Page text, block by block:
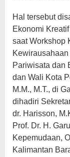
Hal tersebut
Ekonomi
saat Workshop
Pariwisata dan
dan Wali Kota
M.M., M.T., di
dihadiri
dr. Harisson,
Prof. Dr. H.
Kepemudaan,
Kalimantan